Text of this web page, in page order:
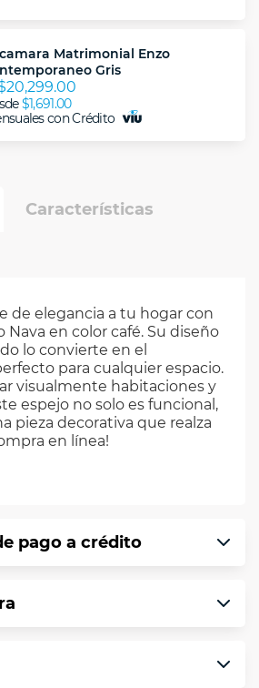
Matrimonial Enzo
Gris
$1,691.00
con Crédito
Características
de elegancia a tu hogar con
Nava en color café. Su diseño
lo convierte en el
para cualquier espacio.
visualmente habitaciones y
espejo no solo es funcional,
pieza decorativa que realza
en línea!
pago a crédito
finalizar tu compra generas
de crédito conforme a
a fin.